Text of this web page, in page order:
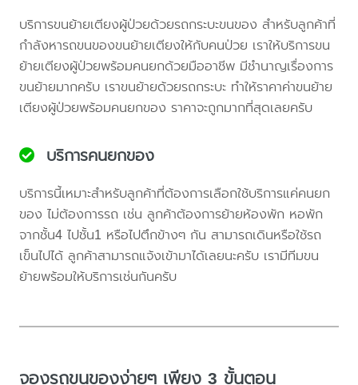
บริการขนย้ายเตียงผู้ป่วยด้วยรถกระบะขนของ สำหรับลูกค้าที่
กำลังหารถขนของขนย้ายเตียงให้กับคนป่วย เราให้บริการขน
ย้ายเตียงผู้ป่วยพร้อมคนยกด้วยมืออาชีพ มีชำนาญเรื่องการ
ขนย้ายมากครับ เราขนย้ายด้วยรถกระบะ ทำให้ราคาค่าขนย้าย
เตียงผู้ป่วยพร้อมคนยกของ ราคาจะถูกมากที่สุดเลยครับ
บริการคนยกของ
บริการนี้เหมาะสำหรับลูกค้าที่ต้องการเลือกใช้บริการแค่คนยก
ของ ไม่ต้องการรถ เช่น ลูกค้าต้องการย้ายห้องพัก หอพัก
จากชั้น4 ไปชั้น1 หรือไปตึกข้างๆ กัน สามารถเดินหรือใช้รถ
เข็นไปได้ ลูกค้าสามารถแจ้งเข้ามาได้เลยนะครับ เรามีทีมขน
ย้ายพร้อมให้บริการเช่นกันครับ
จองรถขนของง่ายๆ เพียง 3 ขั้นตอน